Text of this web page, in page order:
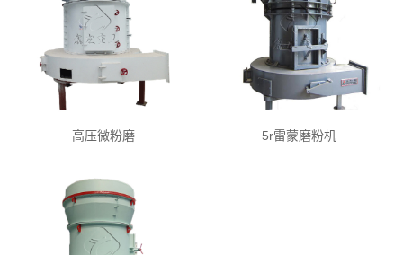
高压微粉磨 5r雷蒙磨粉机